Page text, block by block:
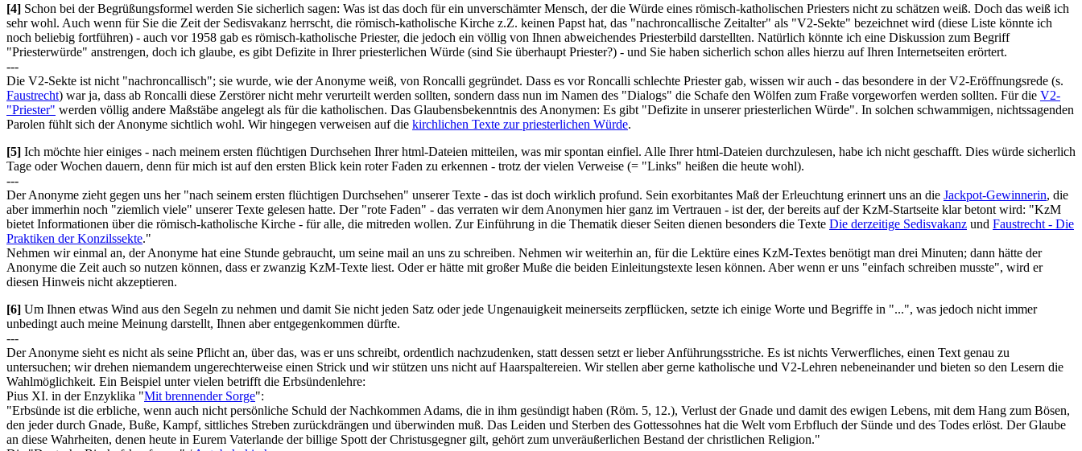
[4] Schon bei der Begrüßungsformel werden Sie sicherlich sagen: Was ist das doch für ein unverschämter Mensch, der die Würde eines römisch-katholischen Priesters nicht zu schätzen weiß. Doch das weiß ich
sehr wohl. Auch wenn für Sie die Zeit der Sedisvakanz herrscht, die römisch-katholische Kirche z.Z. keinen Papst hat, das "nachroncallische Zeitalter" als "V2-Sekte" bezeichnet wird (diese Liste könnte ich
noch beliebig fortführen) - auch vor 1958 gab es römisch-katholische Priester, die jedoch ein völlig von Ihnen abweichendes Priesterbild darstellten. Natürlich könnte ich eine Diskussion zum Begriff
"Priesterwürde" anstrengen, doch ich glaube, es gibt Defizite in Ihrer priesterlichen Würde (sind Sie überhaupt Priester?) - und Sie haben sicherlich schon alles hierzu auf Ihren Internetseiten erörtert.
---
Die V2-Sekte ist nicht "nachroncallisch"; sie wurde, wie der Anonyme weiß, von Roncalli gegründet. Dass es vor Roncalli schlechte Priester gab, wissen wir auch - das besondere in der V2-Eröffnungsrede (s.
Faustrecht) war ja, dass ab Roncalli diese Zerstörer nicht mehr verurteilt werden sollten, sondern dass nun im Namen des "Dialogs" die Schafe den Wölfen zum Fraße vorgeworfen werden sollten. Für die V2-
"Priester" werden völlig andere Maßstäbe angelegt als für die katholischen. Das Glaubensbekenntnis des Anonymen: Es gibt "Defizite in unserer priesterlichen Würde". In solchen schwammigen, nichtssagenden
Parolen fühlt sich der Anonyme sichtlich wohl. Wir hingegen verweisen auf die kirchlichen Texte zur priesterlichen Würde.
[5] Ich möchte hier einiges - nach meinem ersten flüchtigen Durchsehen Ihrer html-Dateien mitteilen, was mir spontan einfiel. Alle Ihrer html-Dateien durchzulesen, habe ich nicht geschafft. Dies würde sicherlich
Tage oder Wochen dauern, denn für mich ist auf den ersten Blick kein roter Faden zu erkennen - trotz der vielen Verweise (= "Links" heißen die heute wohl).
---
Der Anonyme zieht gegen uns her "nach seinem ersten flüchtigen Durchsehen" unserer Texte - das ist doch wirklich profund. Sein exorbitantes Maß der Erleuchtung erinnert uns an die Jackpot-Gewinnerin, die
aber immerhin noch "ziemlich viele" unserer Texte gelesen hatte. Der "rote Faden" - das verraten wir dem Anonymen hier ganz im Vertrauen - ist der, der bereits auf der KzM-Startseite klar betont wird: "KzM
bietet Informationen über die römisch-katholische Kirche - für alle, die mitreden wollen. Zur Einführung in die Thematik dieser Seiten dienen besonders die Texte Die derzeitige Sedisvakanz und Faustrecht - Die
Praktiken der Konzilssekte."
Nehmen wir einmal an, der Anonyme hat eine Stunde gebraucht, um seine mail an uns zu schreiben. Nehmen wir weiterhin an, für die Lektüre eines KzM-Textes benötigt man drei Minuten; dann hätte der
Anonyme die Zeit auch so nutzen können, dass er zwanzig KzM-Texte liest. Oder er hätte mit großer Muße die beiden Einleitungstexte lesen können. Aber wenn er uns "einfach schreiben musste", wird er
diesen Hinweis nicht akzeptieren.
[6] Um Ihnen etwas Wind aus den Segeln zu nehmen und damit Sie nicht jeden Satz oder jede Ungenauigkeit meinerseits zerpflücken, setzte ich einige Worte und Begriffe in "...", was jedoch nicht immer
unbedingt auch meine Meinung darstellt, Ihnen aber entgegenkommen dürfte.
---
Der Anonyme sieht es nicht als seine Pflicht an, über das, was er uns schreibt, ordentlich nachzudenken, statt dessen setzt er lieber Anführungsstriche. Es ist nichts Verwerfliches, einen Text genau zu
untersuchen; wir drehen niemandem ungerechterweise einen Strick und wir stützen uns nicht auf Haarspaltereien. Wir stellen aber gerne katholische und V2-Lehren nebeneinander und bieten so den Lesern die
Wahlmöglichkeit. Ein Beispiel unter vielen betrifft die Erbsündenlehre:
Pius XI. in der Enzyklika "Mit brennender Sorge":
"Erbsünde ist die erbliche, wenn auch nicht persönliche Schuld der Nachkommen Adams, die in ihm gesündigt haben (Röm. 5, 12.), Verlust der Gnade und damit des ewigen Lebens, mit dem Hang zum Bösen,
den jeder durch Gnade, Buße, Kampf, sittliches Streben zurückdrängen und überwinden muß. Das Leiden und Sterben des Gottessohnes hat die Welt vom Erbfluch der Sünde und des Todes erlöst. Der Glaube
an diese Wahrheiten, denen heute in Eurem Vaterlande der billige Spott der Christusgegner gilt, gehört zum unveräußerlichen Bestand der christlichen Religion."